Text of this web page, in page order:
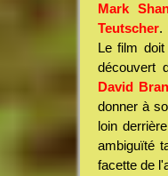
Mark
Teutscher.
Le film doit
découvert
David
donner à
loin
ambiguïté
facette de